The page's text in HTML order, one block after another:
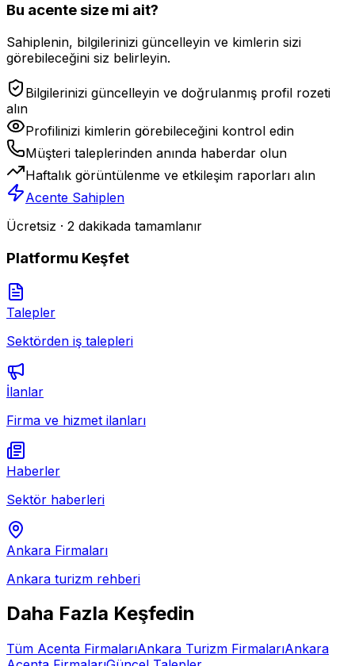
Bu acente size mi ait?
Sahiplenin, bilgilerinizi güncelleyin ve kimlerin sizi
görebileceğini siz belirleyin.
Bilgilerinizi güncelleyin ve doğrulanmış profil rozeti
alın
Profilinizi kimlerin görebileceğini kontrol edin
Müşteri taleplerinden anında haberdar olun
Haftalık görüntülenme ve etkileşim raporları alın
Acente Sahiplen
Ücretsiz · 2 dakikada tamamlanır
Platformu Keşfet
Talepler
Sektörden iş talepleri
İlanlar
Firma ve hizmet ilanları
Haberler
Sektör haberleri
Ankara Firmaları
Ankara turizm rehberi
Daha Fazla Keşfedin
Tüm Acenta FirmalarıAnkara Turizm FirmalarıAnkara